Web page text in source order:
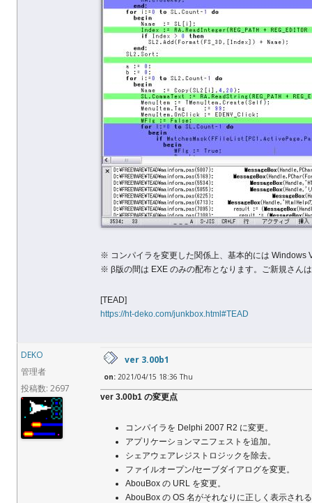
※ コンパイラを変更した関係上、基本的には Windows
※ β版の間は EXE のみの配布となります。ご新規さん
[TEAD]
https://ht-deko.com/junkbox.html#TEAD
DEKO
管理者
投稿数: 2697
ver 3.00b1
on: 2021/04/15 18:36 Thu
ver 3.00b1 の変更点
コンパイラを Delphi 2007 R2 に変更。
アプリケーションマニフェストを追加。
シェアウェアレジストロジックを除去。
ファイルオープン/セーブダイアログを変更。
AbouBox の URL を変更。
AbouBox の OS 名がそれなりに正しく表示され